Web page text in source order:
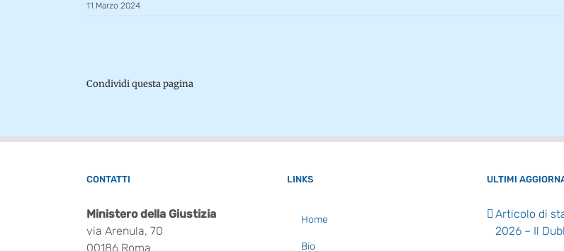
11 Marzo 2024
Condividi questa pagina
CONTATTI
Ministero della Giustizia
via Arenula, 70
00186 Roma
LINKS
Home
Bio
ULTIMI
Articolo di
2026 – Il